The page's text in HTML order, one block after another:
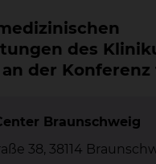
des
der Konferenz
Braunschweig
38, 38114